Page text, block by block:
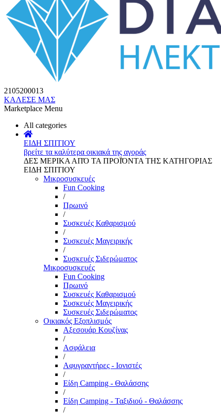
2105200013
ΚΑΛΕΣΕ ΜΑΣ
Marketplace Menu
All categories
ΕΙΔΗ ΣΠΙΤΙΟΥ
βρείτε τα καλύτερα οικιακά της αγοράς
ΔΕΣ ΜΕΡΙΚΑ ΑΠΌ ΤΑ ΠΡΟΪΌΝΤΑ ΤΗΣ ΚΑΤΗΓΟΡΙΑΣ
ΕΙΔΗ ΣΠΙΤΙΟΥ
Μικροσυσκευές
Fun Cooking
/
Πρωινό
/
Συσκευές Καθαρισμού
/
Συσκευές Μαγειρικής
/
Συσκευές Σιδερώματος
Μικροσυσκευές
Fun Cooking
Πρωινό
Συσκευές Καθαρισμού
Συσκευές Μαγειρικής
Συσκευές Σιδερώματος
Οικιακός Εξοπλισμός
Αξεσουάρ Κουζίνας
/
Ασφάλεια
/
Αφυγραντήρες - Ιονιστές
/
Είδη Camping - Θαλάσσης
/
Είδη Camping - Ταξιδιού - Θαλάσσης
/